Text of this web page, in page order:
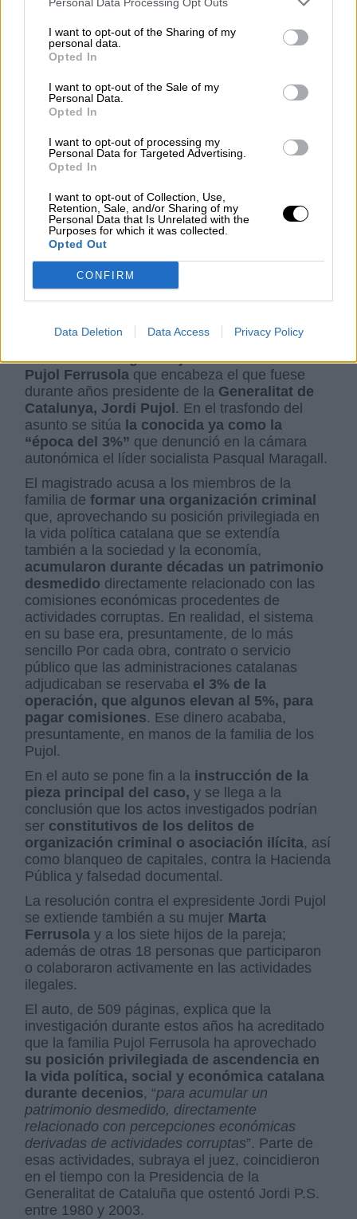
I want to opt-out of the Sharing of my
personal data.
Opted In
I want to opt-out of the Sale of my
Personal Data.
Opted In
I want to opt-out of processing my
Personal Data for Targeted Advertising.
Opted In
I want to opt-out of Collection, Use,
Retention, Sale, and/or Sharing of my
Personal Data that Is Unrelated with the
Purposes for which it was collected.
Opted Out
CONFIRM
Data Deletion Data Access Privacy Policy
judicial, sin razón alguna.
Mas artículos del mismo autor/a
El juez de la Audiencia Nacional
José de la
Matahizo público este pasado jueves suauto
sobre la investigación judicial a la familia
Pujol Ferrusola que encabeza el que fuese
durante años presidente de la Generalitat de
Catalunya, Jordi Pujol. En el trasfondo del
asunto se sitúa la conocida ya como la
“época del 3%” que denunció en la cámara
autonómica el líder socialista Pasqual Maragall.
El magistrado acusa a los miembros de la
familia de formar una organización criminal
que, aprovechando su posición privilegiada en
la vida política catalana que se extendía
también a la sociedad y la economía,
acumularon durante décadas un patrimonio
desmedido directamente relacionado con las
comisiones económicas procedentes de
actividades corruptas. En realidad, el sistema
en su base era, presuntamente, de lo más
sencillo Por cada obra, contrato o servicio
público que las administraciones catalanas
adjudicaban se reservaba el 3% de la
operación, que algunos elevan al 5%, para
pagar comisiones. Ese dinero acababa,
presuntamente, en manos de la familia de los
Pujol.
En el auto se pone fin a la instrucción de la
pieza principal del caso, y se llega a la
conclusión que los actos investigados podrían
ser constitutivos de los delitos de
organización criminal o asociación ilícita, así
como blanqueo de capitales, contra la Hacienda
Pública y falsedad documental.
La resolución contra el expresidente Jordi Pujol
se extiende también a su mujer Marta
Ferrusola y a los siete hijos de la pareja;
además de otras 18 personas que participaron
o colaboraron activamente en las actividades
ilegales.
El auto, de 509 páginas, explica que la
investigación durante estos años ha acreditado
que la familia Pujol Ferrusola ha aprovechado
su posición privilegiada de ascendencia en
la vida política, social y económica catalana
durante decenios, “para acumular un
patrimonio desmedido, directamente
relacionado con percepciones económicas
derivadas de actividades corruptas”. Parte de
esas actividades, subraya el juez, coincidieron
en el tiempo con la Presidencia de la
Generalitat de Cataluña que ostentó Jordi P.S.
entre 1980 y 2003.